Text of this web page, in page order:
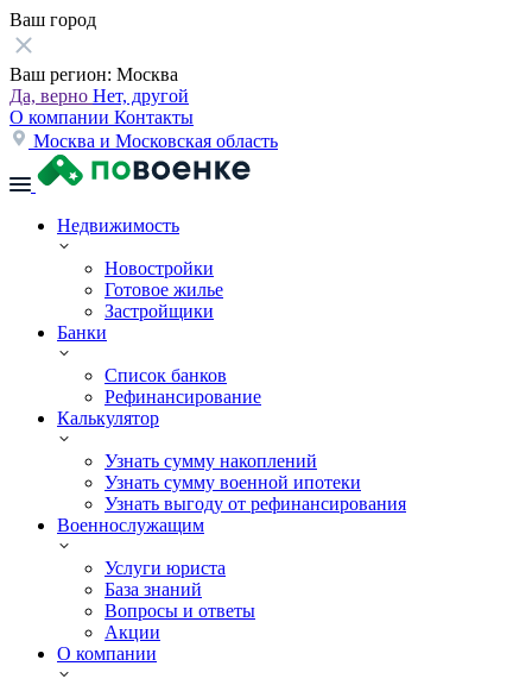
Ваш город
Ваш регион: Москва
Да, верно Нет, другой
О компании Контакты
Москва и Московская область
Недвижимость
Новостройки
Готовое жилье
Застройщики
Банки
Список банков
Рефинансирование
Калькулятор
Узнать сумму накоплений
Узнать сумму военной ипотеки
Узнать выгоду от рефинансирования
Военнослужащим
Услуги юриста
База знаний
Вопросы и ответы
Акции
О компании